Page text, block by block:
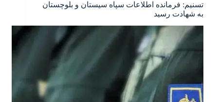
تسنیم: فرمانده اطلاعات سپاه سیستان و بلوچستان
به شهادت رسید